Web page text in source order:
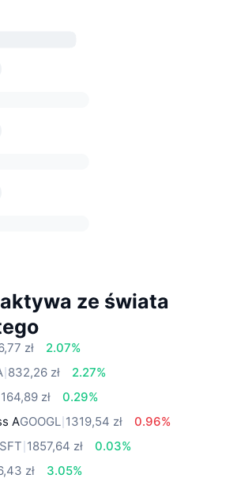
ze świata
zł
2.07%
832,26 zł
2.27%
zł
0.29%
AGOOGL 1319,54 zł
0.96%
1857,64 zł
0.03%
zł
3.05%